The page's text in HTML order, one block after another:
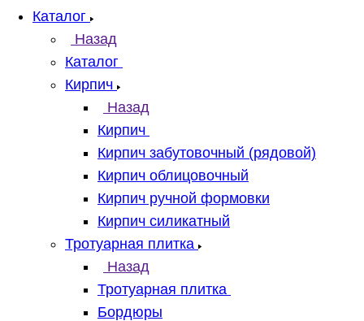
Каталог
Назад
Каталог
Кирпич
Назад
Кирпич
Кирпич забутовочный (рядовой)
Кирпич облицовочный
Кирпич ручной формовки
Кирпич силикатный
Тротуарная плитка
Назад
Тротуарная плитка
Бордюры